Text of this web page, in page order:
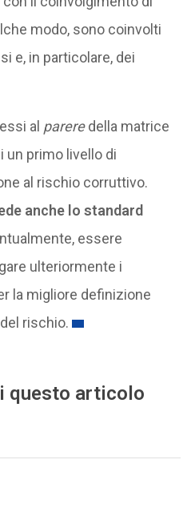
modo, sono coinvolti
e, in particolare, dei
al pareredella matrice
un primo livello di
al rischio corruttivo.
anche lo standard
essere
ulteriormente i
la migliore definizione
rischio.
questo articolo